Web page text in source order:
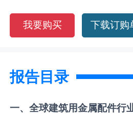
我要购买 下载订购
报告目录
一、全球建筑用金属配件行